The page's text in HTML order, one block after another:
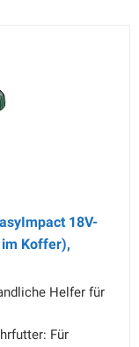
18V-
Koffer),
Helfer für
Für